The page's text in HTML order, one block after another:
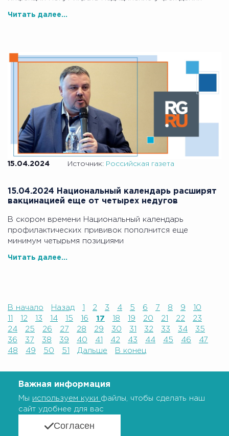
Читать далее...
15.04.2024 Источник: Российская газета
15.04.2024 Национальный календарь расширят
вакцинацией еще от четырех недугов
В скором времени Национальный календарь
профилактических прививок пополнится еще
минимум четырьмя позициями
Читать далее...
В начало Назад 1 2 3 4 5 6 7 8 9
10
11
12 13 14 15 16 17 18 19 20 21 22
23
24
25 26 27 28 29 30 31 32 33 34
35
36
37 38 39 40 41 42 43 44 45 46
47
48
49 50 51 Дальше В конец
Важная информация
Мы используем куки файлы, чтобы сделать наш
сайт удобнее для вас
Согласен